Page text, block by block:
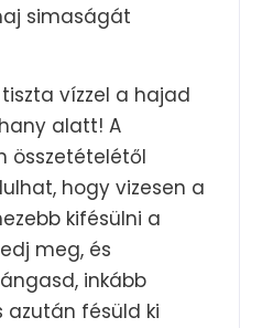
simaságát
vízzel a hajad
alatt! A
összetételétől
hogy vizesen a
kifésülni a
meg, és
inkább
azután fésüld ki